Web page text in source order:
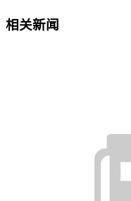
相关新闻